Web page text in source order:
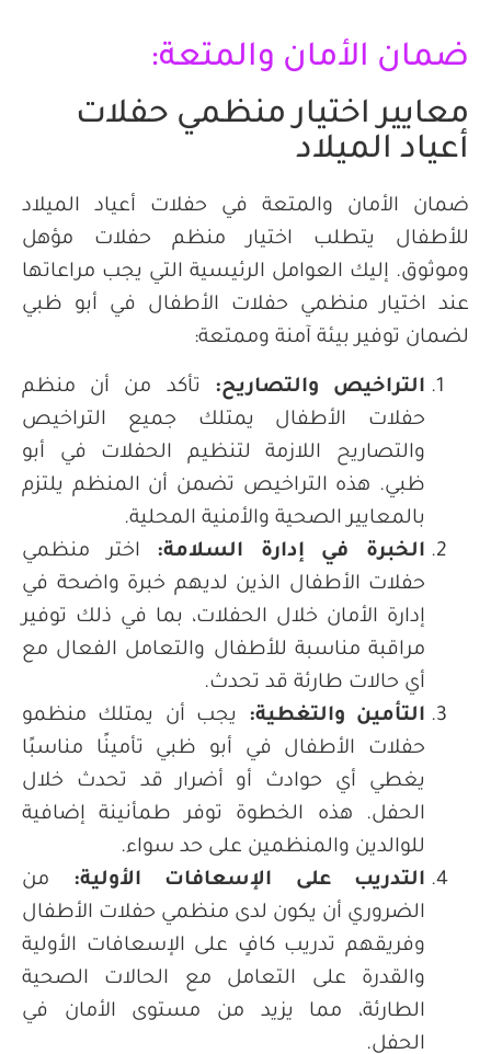
ضمان الأمان والمتعة:
معايير اختيار منظمي حفلات
أعياد الميلاد
ضمان الأمان والمتعة في حفلات أعياد الميلاد
للأطفال يتطلب اختيار منظم حفلات مؤهل
وموثوق. إليك العوامل الرئيسية التي يجب مراعاتها
عند اختيار منظمي حفلات الأطفال في أبو ظبي
لضمان توفير بيئة آمنة وممتعة:
التراخيص والتصاريح: تأكد من أن منظم
حفلات الأطفال يمتلك جميع التراخيص
والتصاريح اللازمة لتنظيم الحفلات في أبو
ظبي. هذه التراخيص تضمن أن المنظم يلتزم
بالمعايير الصحية والأمنية المحلية.
الخبرة في إدارة السلامة: اختر منظمي
حفلات الأطفال الذين لديهم خبرة واضحة في
إدارة الأمان خلال الحفلات، بما في ذلك توفير
مراقبة مناسبة للأطفال والتعامل الفعال مع
أي حالات طارئة قد تحدث.
التأمين والتغطية: يجب أن يمتلك منظمو
حفلات الأطفال في أبو ظبي تأمينًا مناسبًا
يغطي أي حوادث أو أضرار قد تحدث خلال
الحفل. هذه الخطوة توفر طمأنينة إضافية
للوالدين والمنظمين على حد سواء.
التدريب على الإسعافات الأولية: من
الضروري أن يكون لدى منظمي حفلات الأطفال
وفريقهم تدريب كافٍ على الإسعافات الأولية
والقدرة على التعامل مع الحالات الصحية
الطارئة، مما يزيد من مستوى الأمان في
الحفل.